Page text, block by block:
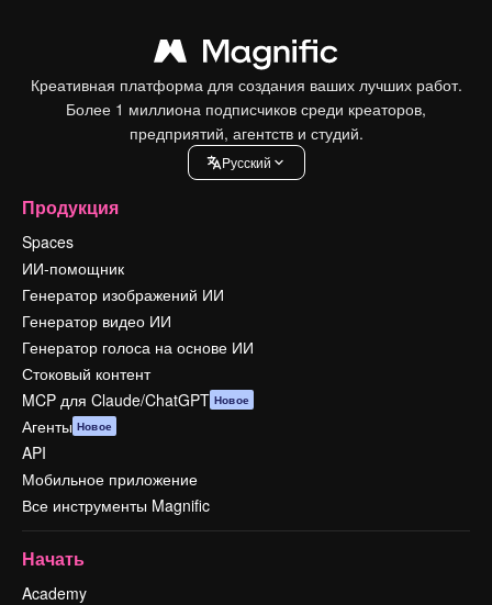
Креативная платформа для создания ваших лучших работ.
Более 1 миллиона подписчиков среди креаторов,
предприятий, агентств и студий.
Pусский
Продукция
Spaces
ИИ-помощник
Генератор изображений ИИ
Генератор видео ИИ
Генератор голоса на основе ИИ
Стоковый контент
MCP для Claude/ChatGPT Новое
Агенты Новое
API
Мобильное приложение
Все инструменты Magnific
Начать
Academy